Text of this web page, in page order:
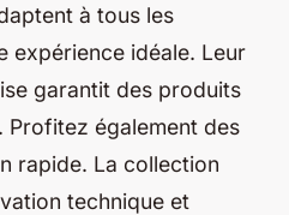
à tous les
expérience idéale. Leur
garantit des produits
Profitez également des
rapide. La collection
technique et